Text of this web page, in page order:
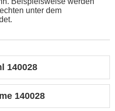
unter dem
140028
140028